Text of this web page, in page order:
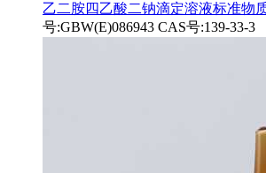
乙二胺四乙酸二钠滴定溶液标准物
号:GBW(E)086943 CAS号:139-33-3